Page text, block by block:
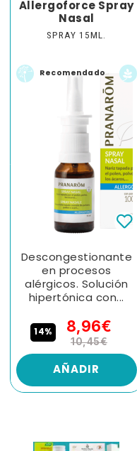
Allergoforce Spray
Nasal
SPRAY 15ML.
Recomendado
Descongestionante
en procesos
alérgicos. Solución
hipertónica con...
14% 8,96€
10,45€
AÑADIR